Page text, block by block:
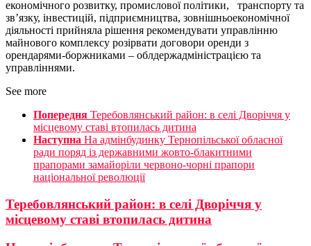
економічного розвитку, промислової політики, транспорту та
зв’язку, інвестицій, підприємництва, зовнішньоекономічної
діяльності прийняла рішення рекомендувати управлінню
майнового комплексу розірвати договори оренди з
орендарями-боржниками – облдержадміністрацією та
управліннями.
See more
Попередня Теребовлянський район: в селі Дворіччя у
місцевому ставі втопилась дитина
Наступна На адмінбудинку Тернопільської обласної
ради поряд із державними жовто-блакитними
прапорами замайоріли червоно-чорні прапори
національної революції
Теребовлянський район: в селі Дворіччя у
місцевому ставі втопилась дитина